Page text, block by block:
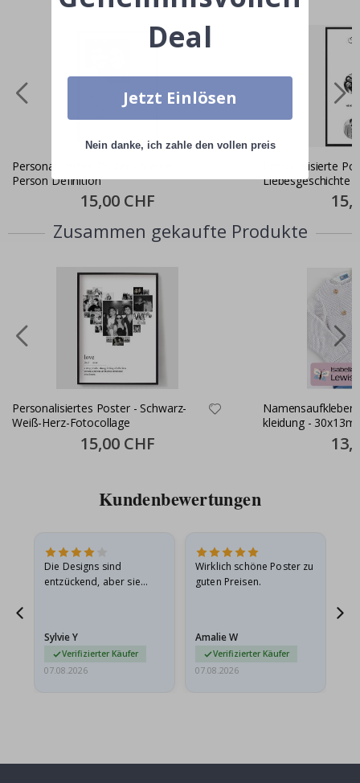
Personalisiertes Poster - Meine
Person Definition
Special
Price
15,00 CHF
Personalisierte
Liebesgeschichte
Price
Zusammen gekaufte Produkte
Personalisiertes Poster - Schwarz-
Weiß-Herz-Fotocollage
Special
Price
15,00 CHF
Namensaufkleber
kleidung -
Price
Kundenbewertungen
Die Designs sind
entzückend, aber sie
sie…
Sylvie Y
Verifizierter Käufer
07.08.2026
Wirklich schöne Poster zu
guten Preisen.
Amalie W
Verifizierter Käufer
07.08.2026
Deal
Jetzt Einlösen
Nein danke, ich zahle den vollen preis